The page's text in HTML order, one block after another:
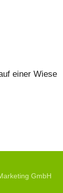
GmbH